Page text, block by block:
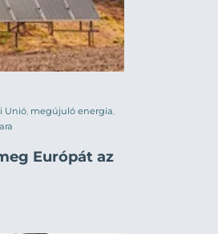
Unió, megújuló energia,
Európát az